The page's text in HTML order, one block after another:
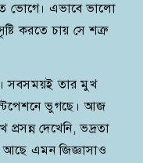
ভোগে। এভাবে ভালো
করতে চায় সে শত্রু
সবসময়ই তার মুখ
ভুগছে। আজ
দেখেনি, ভদ্রতা
এমন জিজ্ঞাসাও